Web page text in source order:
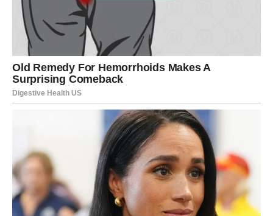
Ovo je vrijeme u kojem će vaše srce ponovo početi da
vjeruje da najbolje tek dolazi.
Sve ono što ste dugo čekali sada
dolazi u vaš život
Najveća promjena koja vam dolazi nije samo kroz
događaje oko vas, već kroz osjećaj koji ćete imati u sebi.
Počećete da vjerujete da život može biti mnogo ljepši
nego što je bio do sada.
Strahovi, razočaranja i tuga polako ostaju iza vas, a na
njihovo mjesto dolazi osjećaj mira, sreće i velikog